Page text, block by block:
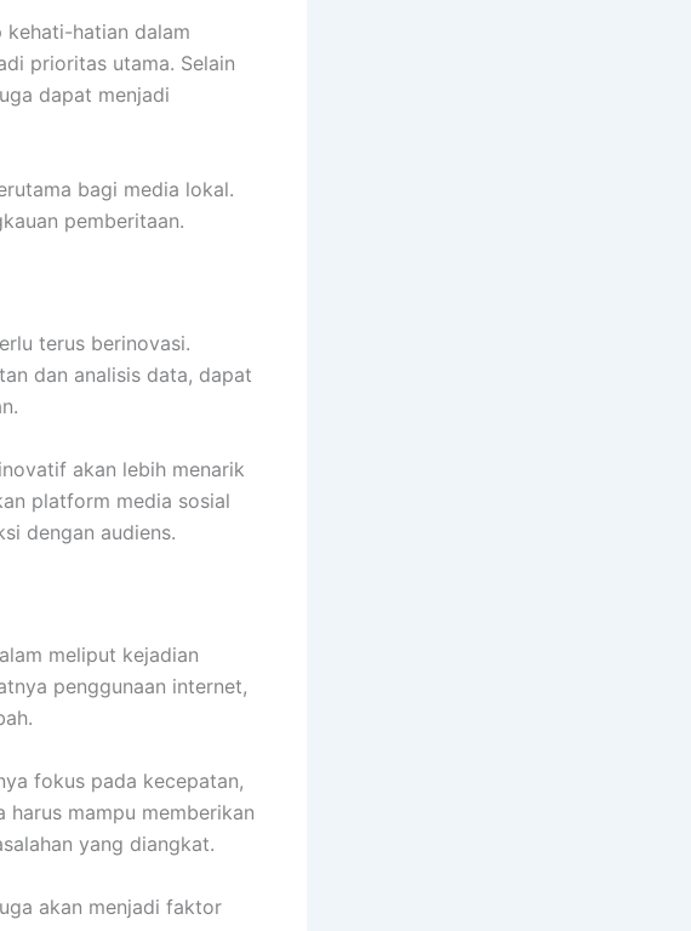
kehati-hatian dalam
prioritas utama. Selain
dapat menjadi
bagi media lokal.
pemberitaan.
terus berinovasi.
dan analisis data, dapat
akan lebih menarik
platform media sosial
dengan audiens.
meliput kejadian
penggunaan internet,
fokus pada kecepatan,
mampu memberikan
yang diangkat.
akan menjadi faktor